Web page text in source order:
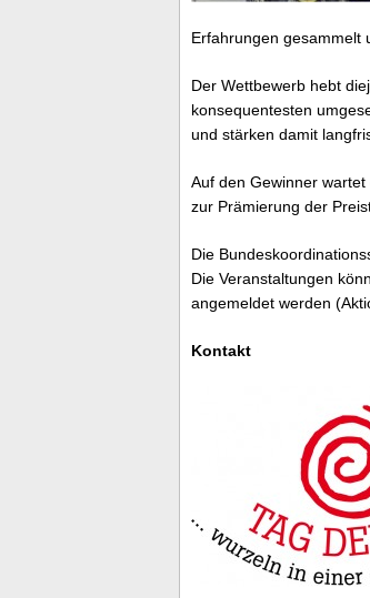
Erfahrungen gesammelt
Der Wettbewerb hebt
konsequentesten
und stärken damit
Auf den Gewinner
zur Prämierung der
Die
Die Veranstaltungen
angemeldet werden
Kontakt